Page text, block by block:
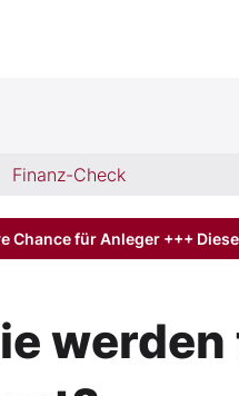
Finanz-Check
Chance für Anleger +++
werden